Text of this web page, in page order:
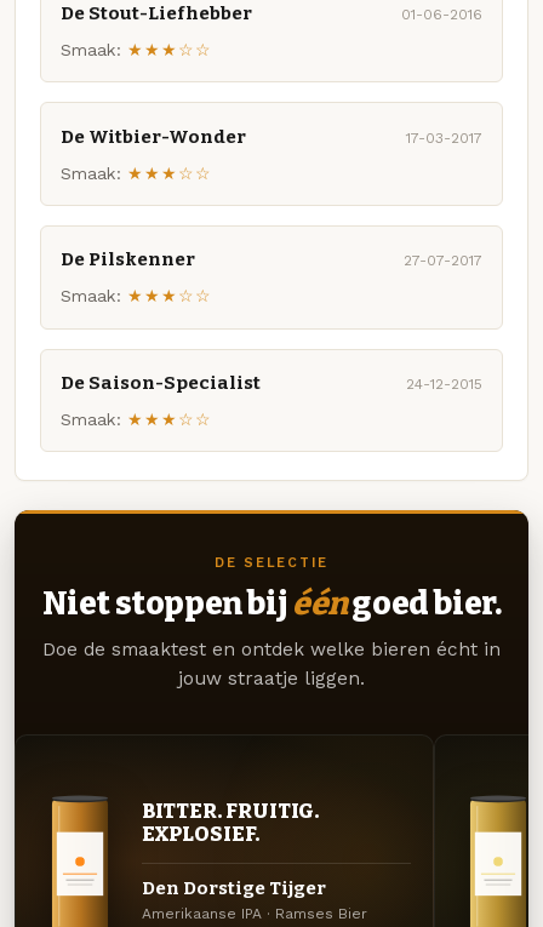
De Stout-Liefhebber 01-06-2016
Smaak: ★★★☆☆
De Witbier-Wonder 17-03-2017
Smaak: ★★★☆☆
De Pilskenner 27-07-2017
Smaak: ★★★☆☆
De Saison-Specialist 24-12-2015
Smaak: ★★★☆☆
DE SELECTIE
Niet stoppen bij ééngoed bier.
Doe de smaaktest en ontdek welke bieren écht in
jouw straatje liggen.
BITTER. FRUITIG.
EXPLOSIEF.
Den Dorstige Tijger
Amerikaanse IPA · Ramses Bier